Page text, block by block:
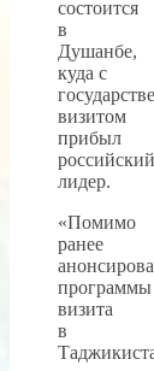
состоится
в
Душанбе,
куда с
визитом
прибыл
российский
лидер.
«Помимо
ранее
программы
визита
в